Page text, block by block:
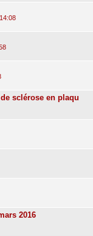
sclérose en plaqu
2016